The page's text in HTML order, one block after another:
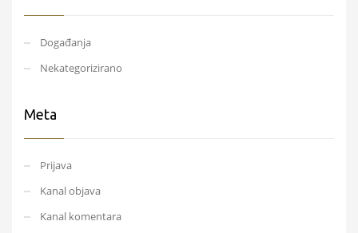
Događanja
Nekategorizirano
Meta
Prijava
Kanal objava
Kanal komentara